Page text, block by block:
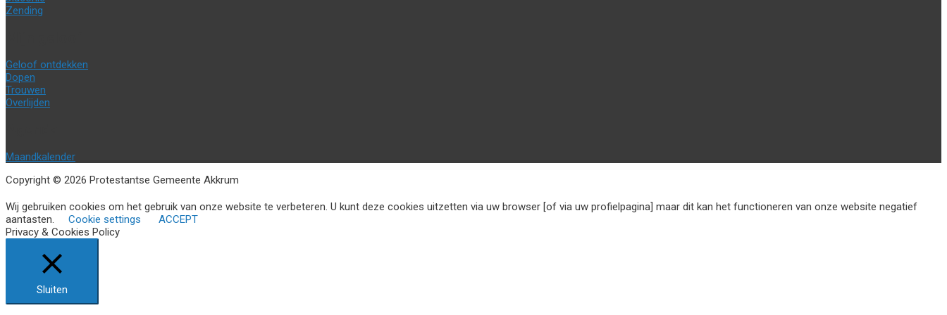
Zending
Geloof ontdekken
Dopen
Trouwen
Overlijden
Maandkalender
Copyright © 2026 Protestantse Gemeente Akkrum
Wij gebruiken cookies om het gebruik van onze website te verbeteren. U kunt deze cookies uitzetten via uw browser [of via uw profielpagina] maar dit kan het functioneren van onze website negatief
aantasten.
Cookie settings
ACCEPT
Privacy & Cookies Policy
Sluiten